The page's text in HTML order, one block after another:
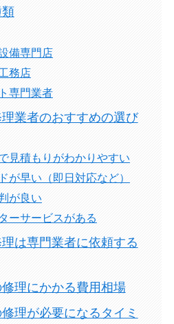
備専門店
務店
専門業者
業者のおすすめの選び
見積もりがわかりやすい
が早い（即日対応など）
が良い
ーサービスがある
は専門業者に依頼する
理にかかる費用相場
理が必要になるタイミ